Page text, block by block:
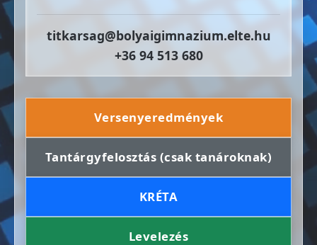
titkarsag@bolyaigimnazium.elte.hu
+36 94 513 680
Versenyeredmények
Tantárgyfelosztás (csak tanároknak)
KRÉTA
Levelezés